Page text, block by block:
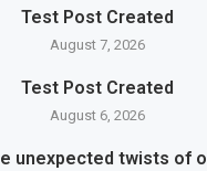
Test Post Created
August 7, 2026
Test Post Created
August 6, 2026
unexpected twists of